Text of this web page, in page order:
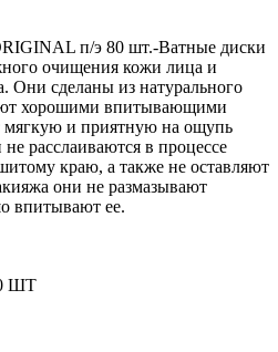
п/э 80 шт.-Ватные диски
очищения кожи лица и
Они сделаны из натурального
хорошими впитывающими
мягкую и приятную на ощупь
расслаиваются в процессе
краю, а также не оставляют
они не размазывают
впитывают ее.
ШТ